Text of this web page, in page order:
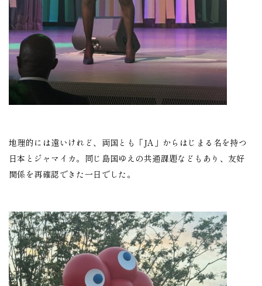
地理的には遠いけれど、両国とも「JA」からはじまる名を持つ
日本とジャマイカ。同じ島国ゆえの共通課題などもあり、友好
関係を再確認できた一日でした。